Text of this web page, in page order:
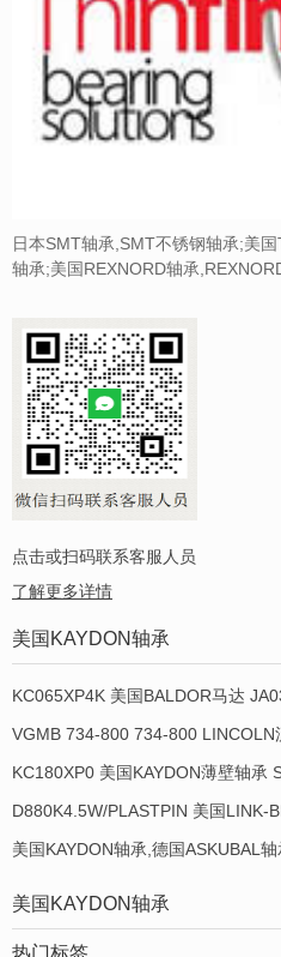
日本SMT轴承,SMT不锈钢轴承;美
轴承;美国REXNORD轴承
点击或扫码联系客服人员
了解更多详情
美国KAYDON轴承
KC065XP4K 美国BALDOR马达
KC180XP0 美国KAYDON薄壁轴承
D880K4.5W/PLASTPIN 美国LINK-
美国KAYDON轴承,德国ASKUBAL
美国KAYDON轴承
热门标签